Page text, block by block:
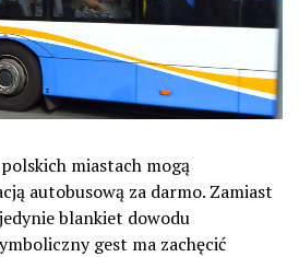
miastach mogą
autobusową za darmo. Zamiast
blankiet dowodu
gest ma zachęcić